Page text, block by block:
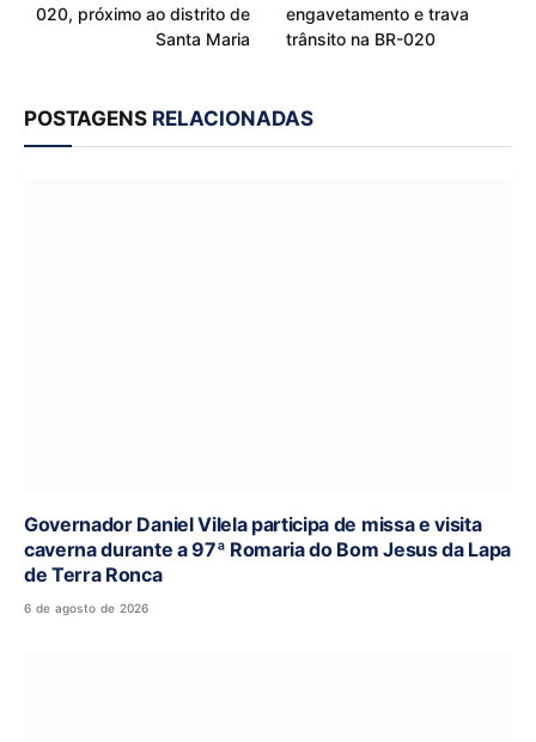
020, próximo ao distrito de
Santa Maria
engavetamento e trava
trânsito na BR-020
POSTAGENS RELACIONADAS
Governador Daniel Vilela participa de missa e visita
caverna durante a 97ª Romaria do Bom Jesus da Lapa
de Terra Ronca
6 de agosto de 2026